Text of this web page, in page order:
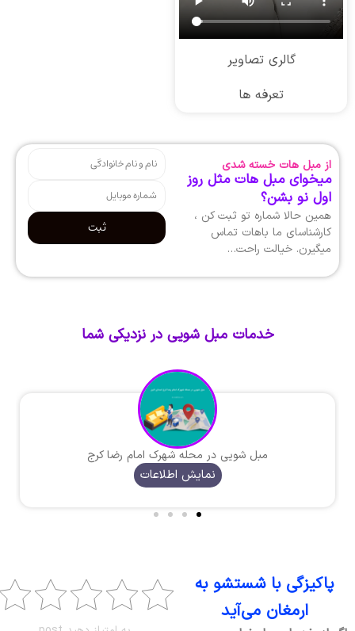
گالری تصاویر
تعرفه ها
از مبل هات خسته شدی
میخوای مبل هات مثل روز
اول نو بشن؟
همین حالا شماره تو ثبت کن ،
کارشناسای ما باهات تماس
میگیرن. خیالت راحت…
ثبت
خدمات مبل شویی در نزدیکی شما
مبل شویی در محله شهرک امام رضا کرج
نمایش اطلاعات
پاکیزگی با شستشو به
ارمغان می‌آید